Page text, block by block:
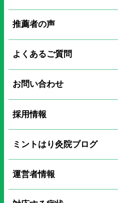
推薦者の声
よくあるご質問
お問い合わせ
採用情報
ミントはり灸院ブログ
運営者情報